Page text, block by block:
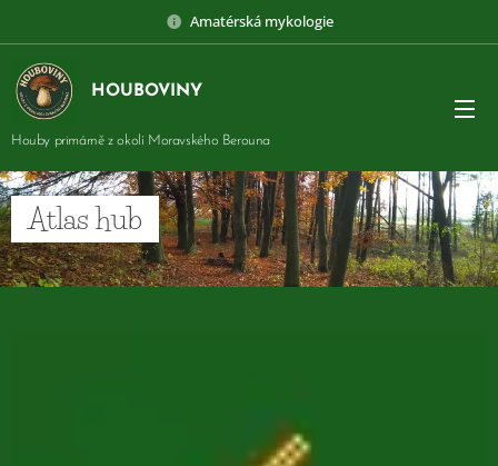
Amatérská mykologie
HOUBOVINY
Houby primárně z okolí Moravského Berouna
Atlas hub